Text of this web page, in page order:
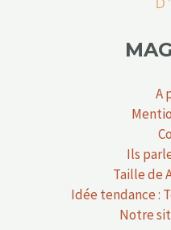
A
Ils
Taille de
Idée tendance :
Notre